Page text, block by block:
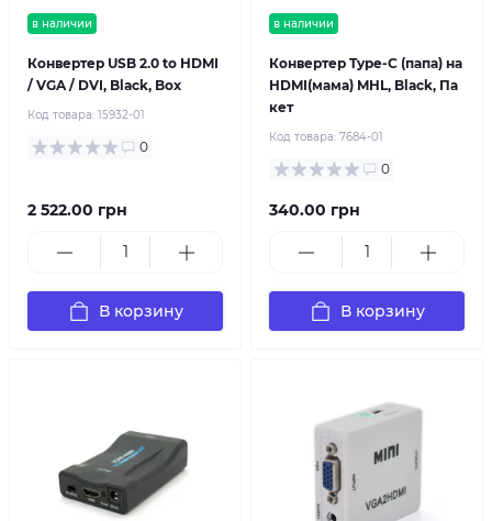
в наличии
Конвертер USB 2.0 to HDMI
/ VGA / DVI, Black, Box
Код товара: 15932-01
0
2 522.00 грн
В корзину
в наличии
Конвертер Type-C (папа) на
HDMI(мама) MHL, Black, Па
кет
Код товара: 7684-01
0
340.00 грн
В корзину